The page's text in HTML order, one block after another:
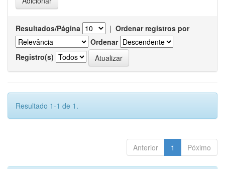
Resultados/Página | Ordenar registros por
Ordenar
Registro(s)
Resultado 1-1 de 1.
Anterior 1 Póximo